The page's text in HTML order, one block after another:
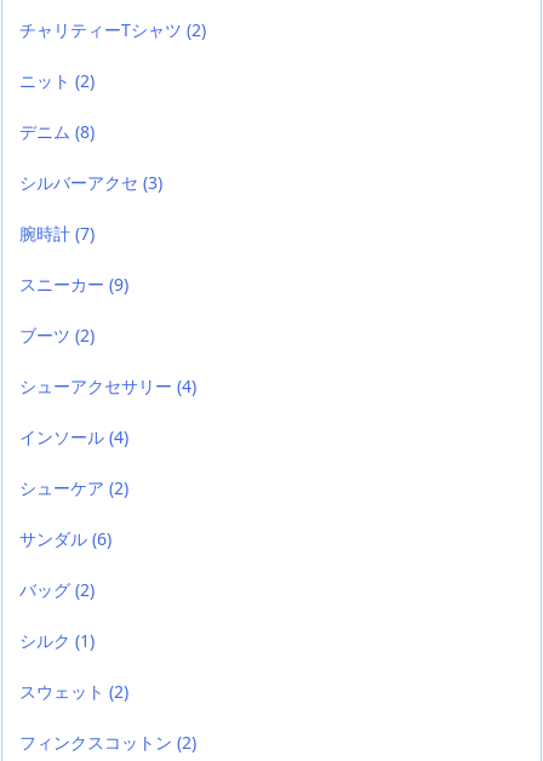
チャリティーTシャツ (2)
ニット (2)
デニム (8)
シルバーアクセ (3)
腕時計 (7)
スニーカー (9)
ブーツ (2)
シューアクセサリー (4)
インソール (4)
シューケア (2)
サンダル (6)
バッグ (2)
シルク (1)
スウェット (2)
フィンクスコットン (2)